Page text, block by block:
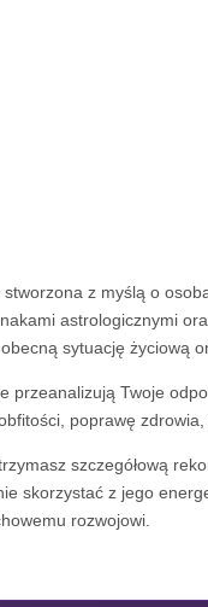
stworzona z myślą o
astrologicznymi
sytuację życiową
przeanalizują Twoje
poprawę
szczegółową
skorzystać z jego
rozwojowi.